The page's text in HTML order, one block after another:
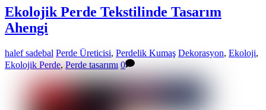
Ekolojik Perde Tekstilinde Tasarım
Ahengi
halef sadebal Perde Üreticisi, Perdelik Kumaş Dekorasyon, Ekoloji,
Ekolojik Perde, Perde tasarımı 0